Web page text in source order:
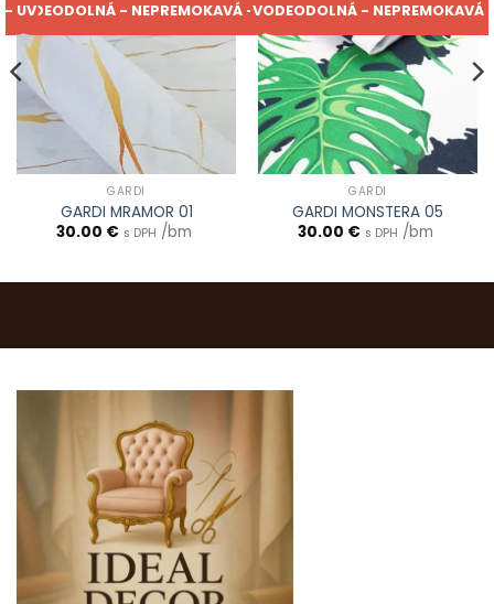
VODEODOLNÁ - NEPREMOKAVÁ - UV
GARDI
GARDI MRAMOR 01
30.00 € s DPH /bm
VODEODOLNÁ - NEPREMOKAVÁ
GARDI
GARDI MONSTERA 05
30.00 € s DPH /bm
- UV